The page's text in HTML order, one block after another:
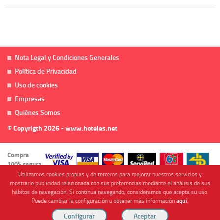
Nota Legal y Condiciones Generales
Política de Privacidad
Uso de cookies
Empresas
Quiénes Somos
© Copyrigth 2026 - www.hoteles.net
Compra
100% segura
Cofinanciado por
Utilizamos cookies propias y de terceros para mejorar nuestros servicios y
mostrarle publicidad relacionada con sus preferencias mediante el análisis de sus
hábitos de navegación. Si continua navegando, consideramos que acepta su uso.
Puede cambiar la configuración u obtener más informaciónaquí.